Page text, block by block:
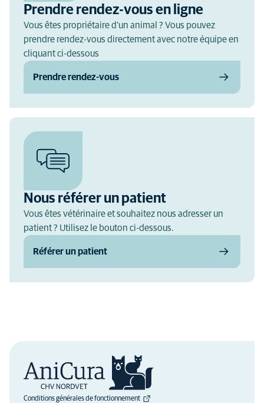
Prendre rendez-vous en ligne
Vous êtes propriétaire d'un animal ? Vous pouvez
prendre rendez-vous directement avec notre équipe en
cliquant ci-dessous
Prendre rendez-vous
Nous référer un patient
Vous êtes vétérinaire et souhaitez nous adresser un
patient ? Utilisez le bouton ci-dessous.
Référer un patient
Conditions générales de fonctionnement